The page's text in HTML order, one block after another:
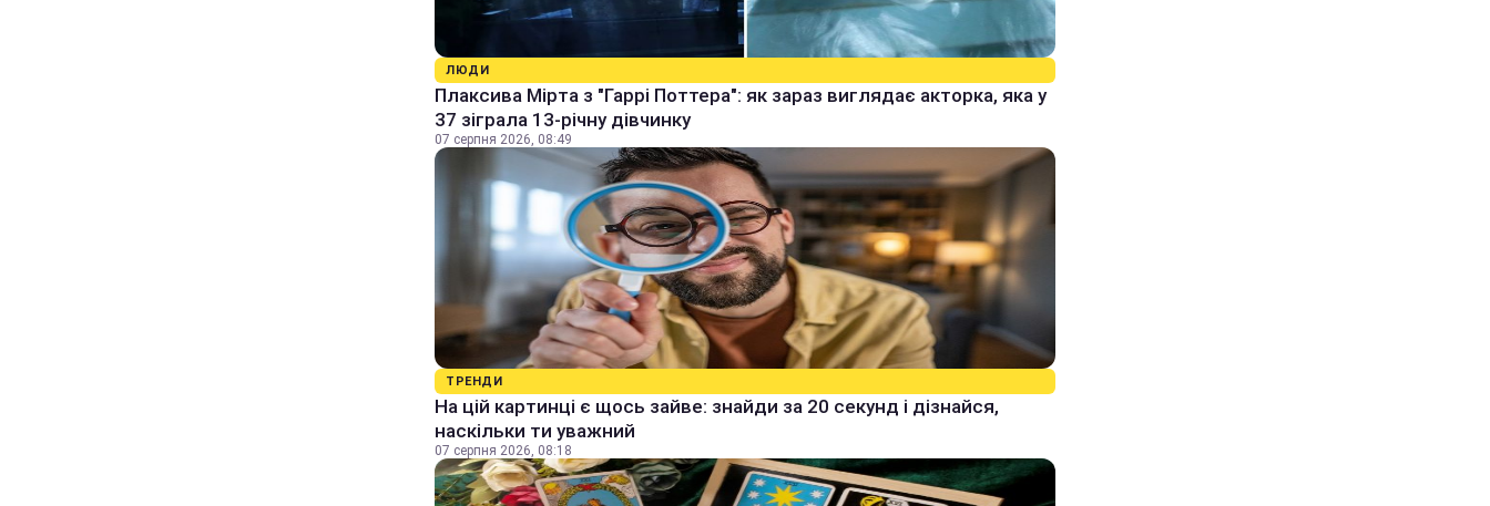
ЛЮДИ
Плаксива Мірта з "Гаррі Поттера": як зараз виглядає акторка, яка у
37 зіграла 13-річну дівчинку
07 серпня 2026, 08:49
ТРЕНДИ
На цій картинці є щось зайве: знайди за 20 секунд і дізнайся,
наскільки ти уважний
07 серпня 2026, 08:18